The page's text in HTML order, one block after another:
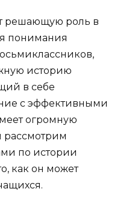
решающую роль в
понимания
историю
в себе
с эффективными
огромную
рассмотрим
по истории
как он может